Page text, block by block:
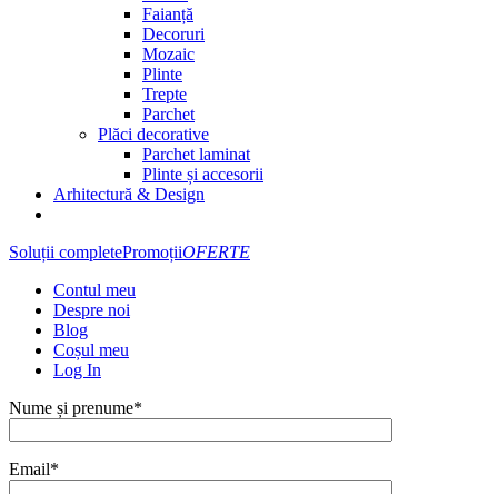
Faianță
Decoruri
Mozaic
Plinte
Trepte
Parchet
Plăci decorative
Parchet laminat
Plinte și accesorii
Arhitectură & Design
Soluții completePromoțiiOFERTE
Contul meu
Despre noi
Blog
Coșul meu
Log In
Nume și prenume*
Email*